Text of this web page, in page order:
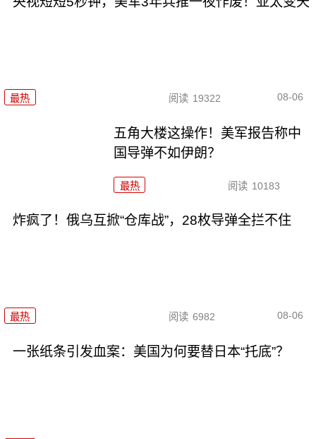
最热 阅读 19322 08-06
五角大楼这操作！美军报告称中
国导弹不如伊朗？
最热 阅读 10183
炸疯了！俄乌互掀“仓库战”，28枚导弹全拦不住
最热 阅读 6982 08-06
一张纸条引发血案：美国为何要替日本“托底”？